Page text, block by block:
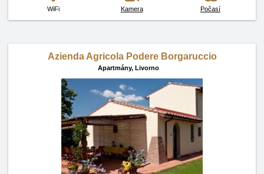
WiFi Kamera Počasí
Azienda Agricola Podere Borgaruccio
Apartmány, Livorno